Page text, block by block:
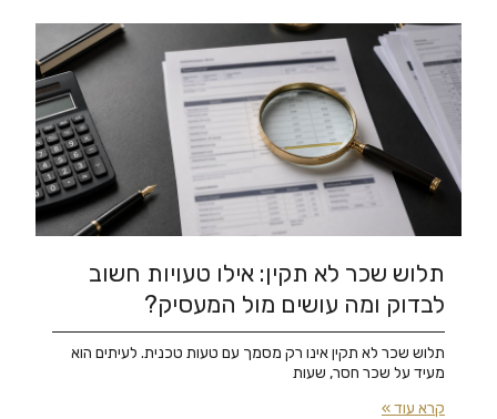
תלוש שכר לא תקין: אילו טעויות חשוב
לבדוק ומה עושים מול המעסיק?
תלוש שכר לא תקין אינו רק מסמך עם טעות טכנית. לעיתים הוא
מעיד על שכר חסר, שעות
קרא עוד »